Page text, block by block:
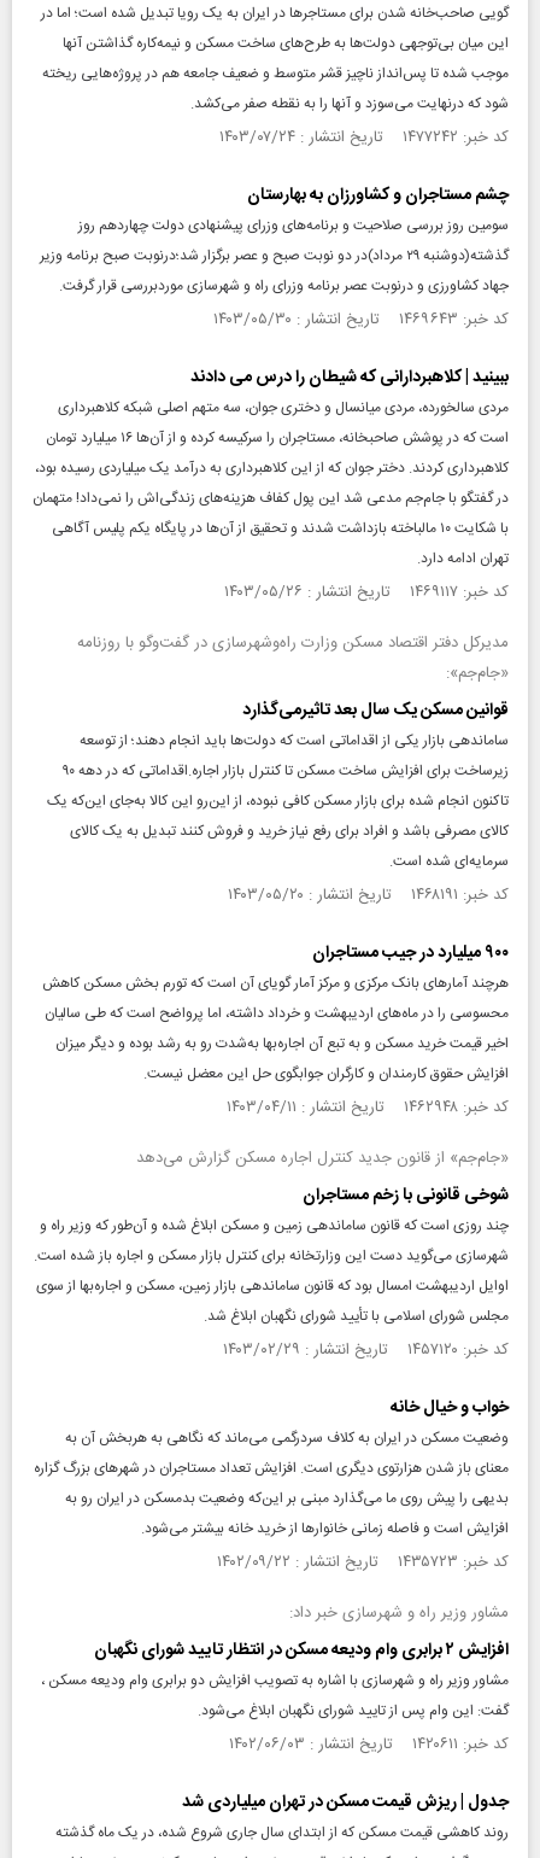
گویی صاحب‌خانه شدن برای مستاجرها در ایران به یک رویا تبدیل شده است؛ اما در
این میان بی‌توجهی دولت‌ها به طرح‌های ساخت مسکن و نیمه‌کاره گذاشتن آنها
موجب شده تا پس‌انداز ناچیز قشر متوسط و ضعیف جامعه هم در پروژه‌هایی ریخته
شود که درنهایت می‌سوزد و آنها را به نقطه صفر می‌کشد.
کد خبر: ۱۴۷۷۲۴۲ تاریخ انتشار : ۱۴۰۳/۰۷/۲۴
چشم مستاجران و کشاورزان به بهارستان
سومین روز بررسی صلاحیت و برنامه‌های وزرای پیشنهادی دولت چهاردهم روز
گذشته(دوشنبه ۲۹ مرداد)در دو نوبت صبح و عصر برگزار شد؛درنوبت صبح برنامه وزیر
جهاد کشاورزی و درنوبت عصر برنامه وزرای راه و شهرسازی موردبررسی قرار گرفت.
کد خبر: ۱۴۶۹۶۴۳ تاریخ انتشار : ۱۴۰۳/۰۵/۳۰
ببینید | کلاهبردارانی که شیطان را درس می دادند
مردی سالخورده، مردی میانسال و دختری جوان، سه متهم اصلی شبکه کلاهبرداری
است که در پوشش صاحبخانه، مستاجران را سرکیسه کرده و از آن‌ها ۱۶ میلیارد تومان
کلاهبرداری کردند. دختر جوان که از این کلاهبرداری به درآمد یک میلیاردی رسیده بود،
در گفتگو با جام‌جم مدعی شد این پول کفاف هزینه‌های زندگی‌اش را نمی‌داد! متهمان
با شکایت ۱۰ مالباخته بازداشت شدند و تحقیق از آن‌ها در پایگاه یکم پلیس آگاهی
تهران ادامه دارد.
کد خبر: ۱۴۶۹۱۱۷ تاریخ انتشار : ۱۴۰۳/۰۵/۲۶
مدیرکل دفتر اقتصاد مسکن وزارت راه‌و‌شهرسازی در گفت‌و‌گو با روزنامه
«جام‌جم»:
قوانین مسکن یک سال بعد تاثیرمی‌گذارد
ساماندهی بازار یکی از اقداماتی است که دولت‌ها باید انجام دهند؛ از توسعه
زیرساخت برای افزایش ساخت مسکن تا کنترل بازار اجاره.اقداماتی که در دهه ۹۰
تاکنون انجام شده برای بازار مسکن کافی نبوده، از این‌رو این کالا به‌جای این‌که یک
کالای مصرفی باشد و افراد برای رفع نیاز خرید و فروش کنند تبدیل به یک کالای
سرمایه‌ای شده است.
کد خبر: ۱۴۶۸۱۹۱ تاریخ انتشار : ۱۴۰۳/۰۵/۲۰
۹۰۰ میلیارد در جیب مستاجران
هرچند آمارهای بانک مرکزی و مرکز آمار گویای آن است که تورم بخش مسکن کاهش
محسوسی را در ماه‌های اردیبهشت و خرداد داشته، اما پرواضح است که طی سالیان
اخیر قیمت خرید مسکن و به تبع آن اجاره‌بها به‌شدت رو به رشد بوده و دیگر میزان
افزایش حقوق کارمندان و کارگران جوابگوی حل این معضل نیست.
کد خبر: ۱۴۶۲۹۴۸ تاریخ انتشار : ۱۴۰۳/۰۴/۱۱
«جام‌جم» از قانون جدید کنترل اجاره مسکن گزارش می‌دهد
شوخی قانونی با زخم مستاجران
چند روزی است که قانون ساماندهی زمین و مسکن ابلاغ شده و آن‌طور که وزیر راه و
شهرسازی می‌گوید دست این وزارتخانه برای کنترل بازار مسکن و اجاره باز شده است.
اوایل اردیبهشت امسال بود که قانون ساماندهی بازار زمین، مسکن و اجاره‌بها از سوی
مجلس شورای اسلامی با تأیید شورای نگهبان ابلاغ شد.
کد خبر: ۱۴۵۷۱۲۰ تاریخ انتشار : ۱۴۰۳/۰۲/۲۹
خواب و خیال خانه
وضعیت مسکن در ایران به کلاف سردرگمی می‌ماند که نگاهی به هربخش آن به
معنای باز شدن هزارتوی دیگری است. افزایش تعداد مستاجران در شهرهای بزرگ گزاره
بدیهی را پیش روی ما می‌گذارد مبنی بر این‌که وضعیت بدمسکن در ایران رو به
افزایش است و فاصله زمانی خانوارها از خرید خانه بیشتر می‌شود.
کد خبر: ۱۴۳۵۷۲۳ تاریخ انتشار : ۱۴۰۲/۰۹/۲۲
مشاور وزیر راه و شهرسازی خبر داد:
افزایش ۲ برابری وام ودیعه مسکن در انتظار تایید شورای نگهبان
مشاور وزیر راه و شهرسازی با اشاره به تصویب افزایش دو برابری وام ودیعه مسکن ،
گفت:‌ این وام پس از تایید شورای نگهبان ابلاغ می‌شود.
کد خبر: ۱۴۲۰۶۱۱ تاریخ انتشار : ۱۴۰۲/۰۶/۰۳
جدول | ریزش قیمت مسکن در تهران میلیاردی شد
روند کاهشی قیمت مسکن که از ابتدای سال جاری شروع شده، در یک ماه گذشته